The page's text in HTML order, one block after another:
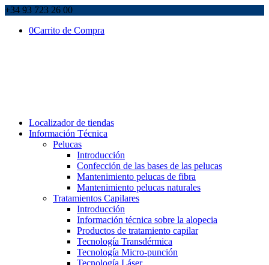
+34 93 723 26 00
0Carrito de Compra
Localizador de tiendas
Información Técnica
Pelucas
Introducción
Confección de las bases de las pelucas
Mantenimiento pelucas de fibra
Mantenimiento pelucas naturales
Tratamientos Capilares
Introducción
Información técnica sobre la alopecia
Productos de tratamiento capilar
Tecnología Transdérmica
Tecnología Micro-punción
Tecnología Láser